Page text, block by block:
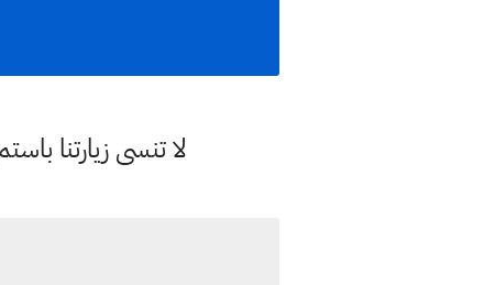
لا تنسى زيارتنا